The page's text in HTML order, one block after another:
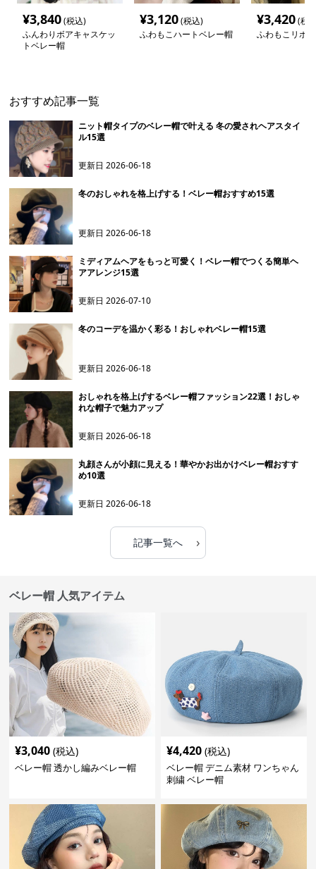
¥3,840(税込)
ふんわりボアキャスケッ
トベレー帽
¥3,120(税込)
ふわもこハートベレー帽
¥3,420(税
ふわもこリボ
おすすめ記事一覧
ニット帽タイプのベレー帽で叶える 冬の愛されヘアスタイ
ル15選
更新日2026-06-18
冬のおしゃれを格上げする！ベレー帽おすすめ15選
更新日2026-06-18
ミディアムヘアをもっと可愛く！ベレー帽でつくる簡単ヘ
アアレンジ15選
更新日2026-07-10
冬のコーデを温かく彩る！おしゃれベレー帽15選
更新日2026-06-18
おしゃれを格上げするベレー帽ファッション22選！おしゃ
れな帽子で魅力アップ
更新日2026-06-18
丸顔さんが小顔に見える！華やかお出かけベレー帽おすす
め10選
更新日2026-06-18
記事一覧へ ›
ベレー帽 人気アイテム
¥3,040 (税込)
ベレー帽 透かし編みベレー帽
¥4,420 (税込)
ベレー帽 デニム素材 ワンちゃん
刺繍 ベレー帽